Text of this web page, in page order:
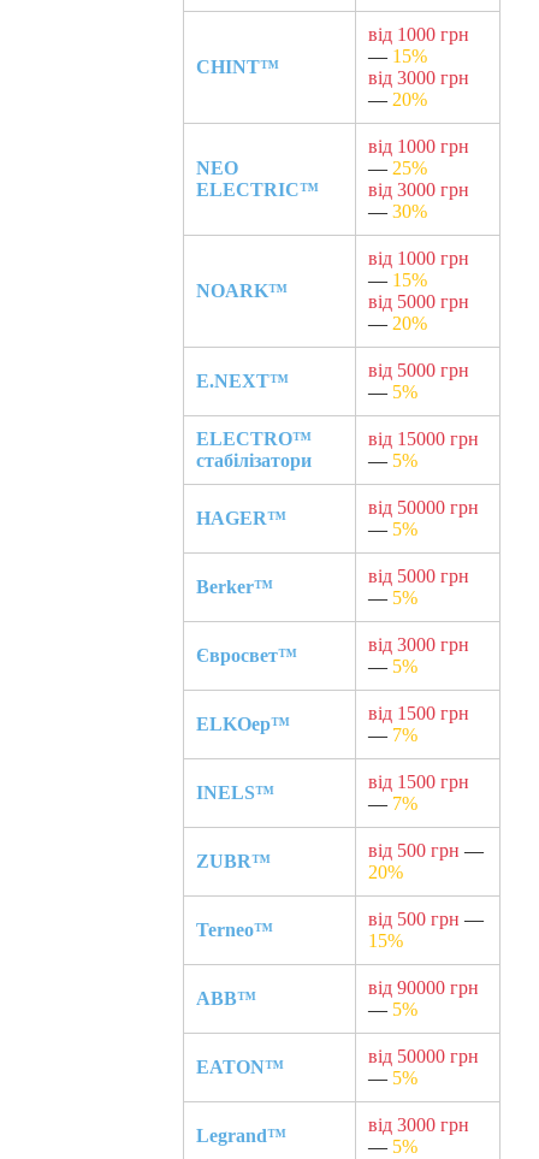
CHINT™
від 1000 грн
— 15%
від 3000 грн
— 20%
NEO
ELECTRIC™
від 1000 грн
— 25%
від 3000 грн
— 30%
NOARK™
від 1000 грн
— 15%
від 5000 грн
— 20%
E.NEXT™
від 5000 грн
— 5%
ELECTRO™
стабілізатори
від 15000 грн
— 5%
HAGER™
від 50000 грн
— 5%
Berker™
від 5000 грн
— 5%
Євросвет™
від 3000 грн
— 5%
ELKOep™
від 1500 грн
— 7%
INELS™
від 1500 грн
— 7%
ZUBR™
від 500 грн —
20%
Terneo™
від 500 грн —
15%
ABB™
від 90000 грн
— 5%
EATON™
від 50000 грн
— 5%
Legrand™
від 3000 грн
— 5%